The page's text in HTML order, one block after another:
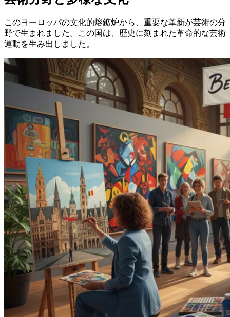
このヨーロッパの文化的熔鉱炉から、重要な革新が芸術の分
野で生まれました。この国は、歴史に刻まれた革命的な芸術
運動を生み出しました。